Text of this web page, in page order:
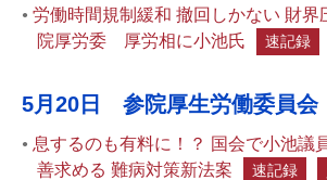
労働時間規制緩和 撤回しかない 財界
院厚労委 厚労相に小池氏
速記録
5月20日 参院厚生労働委員会
息するのも有料に！？ 国会で小池
善求める 難病対策新法案
速記録